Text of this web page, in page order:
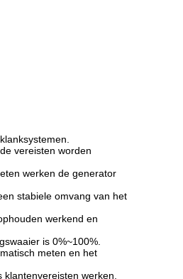
vereisten worden
werken de generator
stabiele omvang van het
werkend en
is 0%~100%.
meten en het
werken,